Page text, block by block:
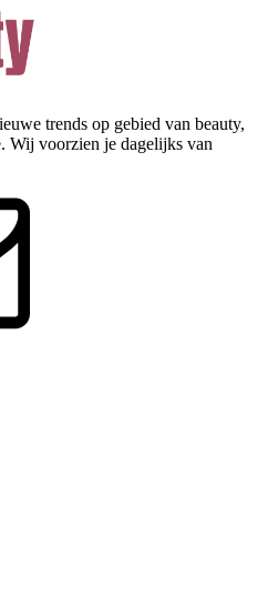
trends op gebied van beauty,
Wij voorzien je dagelijks van